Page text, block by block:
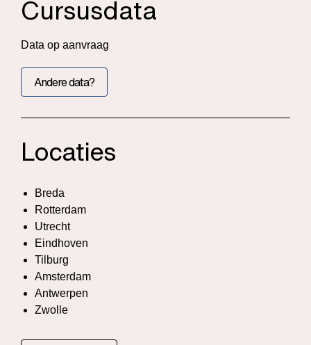
Cursusdata
Data op aanvraag
Andere data?
Locaties
Breda
Rotterdam
Utrecht
Eindhoven
Tilburg
Amsterdam
Antwerpen
Zwolle